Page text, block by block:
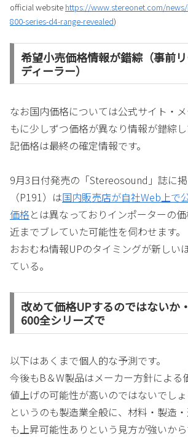
official website https://www.stereonet.com/
800-series-d4-range-revealed)
希望小売価格情報が錯綜（事前
ディーラー）
なお国内価格については公式サイト・
もに少しずつ価格が異なり情報が錯綜
記価格は最終の確定情報です。
9月3日付発売の「Stereosound」誌に
（P191）は国内販売店が自社Web上で
価格とは異なっておりインポーターの
近までブレていた可能性を伺わせます。
おおむね情報UPのタイミングが新しい
ている。
改めて価格UPするのではないか
600全シリーズで
以下はあくまで個人的な予測です。
今後もB＆W製品はメーカー方針による
値上げの可能性が高いのではないでしょ
というのも製造業全般に、材料・製造
も上昇可能性ありという見方が強いか